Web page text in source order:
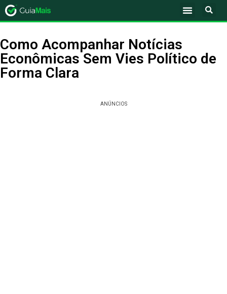
Como Acompanhar Notícias
Econômicas Sem Vies Político de
Forma Clara
ANÚNCIOS